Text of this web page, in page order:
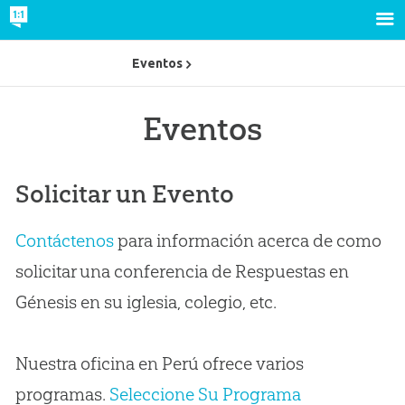
Eventos
Solicitar un Evento
Contáctenospara información acerca de como
solicitar una conferencia de Respuestas en
Génesis en su iglesia, colegio, etc.
Nuestra oficina en Perú ofrece varios
programas. Seleccione Su Programa
Eventos